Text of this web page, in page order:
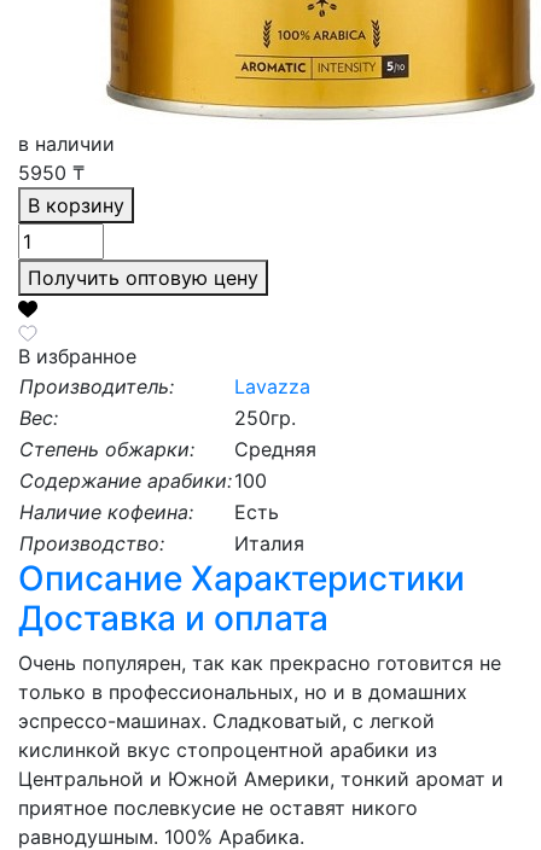
в наличии
5950 ₸
В корзину
Получить оптовую цену
В избранное
Производитель:
Lavazza
Вес:
250гр.
Степень обжарки:
Средняя
Содержание арабики:100
Наличие кофеина:
Есть
Производство:
Италия
Описание Характеристики
Доставка и оплата
Очень популярен, так как прекрасно готовится не
только в профессиональных, но и в домашних
эспрессо-машинах. Сладковатый, с легкой
кислинкой вкус стопроцентной арабики из
Центральной и Южной Америки, тонкий аромат и
приятное послевкусие не оставят никого
равнодушным. 100% Арабика.